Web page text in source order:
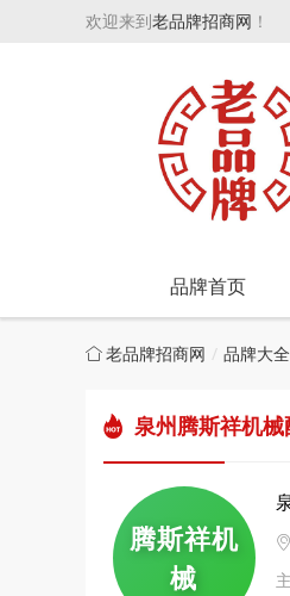
欢迎来到老品牌招商网 ！
品牌首页
老品牌招商网 品牌大全
泉州腾斯祥机
腾斯祥机
械